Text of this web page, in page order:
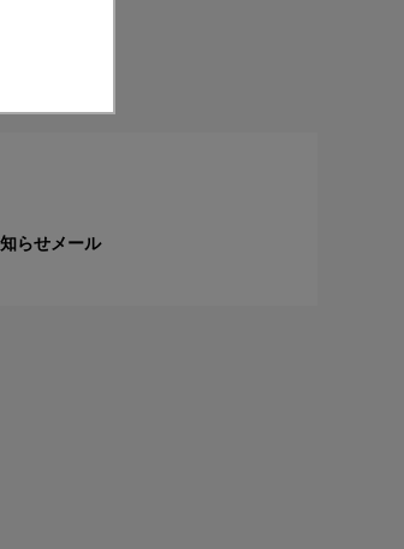
らせメール